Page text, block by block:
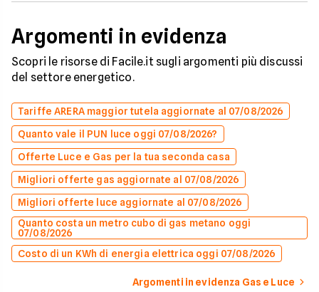
Argomenti in evidenza
Scopri le risorse di Facile.it sugli argomenti più discussi
del settore energetico.
Tariffe ARERA maggior tutela aggiornate al 07/08/2026
Quanto vale il PUN luce oggi 07/08/2026?
Offerte Luce e Gas per la tua seconda casa
Migliori offerte gas aggiornate al 07/08/2026
Migliori offerte luce aggiornate al 07/08/2026
Quanto costa un metro cubo di gas metano oggi
07/08/2026
Costo di un KWh di energia elettrica oggi 07/08/2026
Argomenti in evidenza Gas e Luce